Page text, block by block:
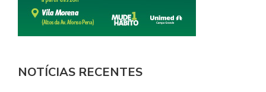
NOTÍCIAS RECENTES